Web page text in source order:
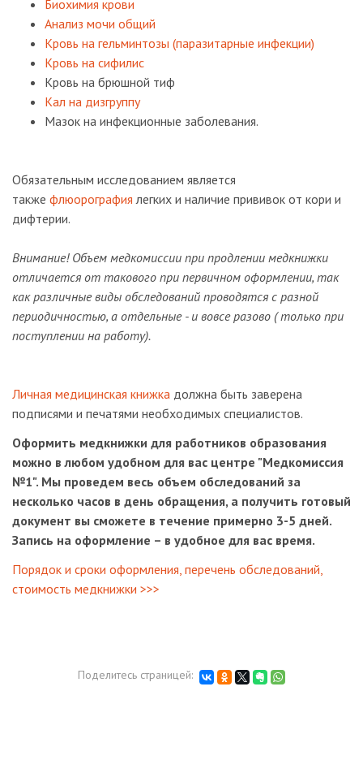
Биохимия крови
Анализ мочи общий
Кровь на гельминтозы (паразитарные инфекции)
Кровь на сифилис
Кровь на брюшной тиф
Кал на дизгруппу
Мазок на инфекционные заболевания.
Обязательным исследованием является
также флюорография легких и наличие прививок от кори и
дифтерии.
Внимание! Объем медкомиссии при продлении медкнижки
отличается от такового при первичном оформлении, так
как различные виды обследований проводятся с разной
периодичностью, а отдельные - и вовсе разово ( только при
поступлении на работу).
Личная медицинская книжка должна быть заверена
подписями и печатями необходимых специалистов.
Оформить медкнижки для работников образования
можно в любом удобном для вас центре "Медкомиссия
№1". Мы проведем весь объем обследований за
несколько часов в день обращения, а получить готовый
документ вы сможете в течение примерно 3-5 дней.
Запись на оформление – в удобное для вас время.
Порядок и сроки оформления, перечень обследований,
стоимость медкнижки >>>
Поделитесь страницей: